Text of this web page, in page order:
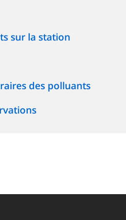
sur la station
des polluants